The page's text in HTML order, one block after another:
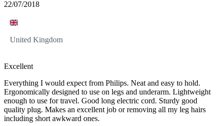
22/07/2018
United Kingdom
Excellent
Everything I would expect from Philips. Neat and easy to hold.
Ergonomically designed to use on legs and underarm. Lightweight
enough to use for travel. Good long electric cord. Sturdy good
quality plug. Makes an excellent job or removing all my leg hairs
including short awkward ones.